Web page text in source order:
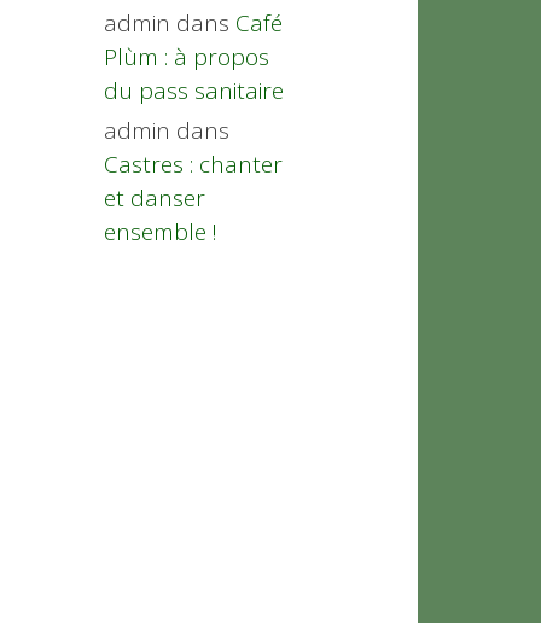
admin dans Café
Plùm : à propos
du pass sanitaire
admin dans
Castres : chanter
et danser
ensemble !